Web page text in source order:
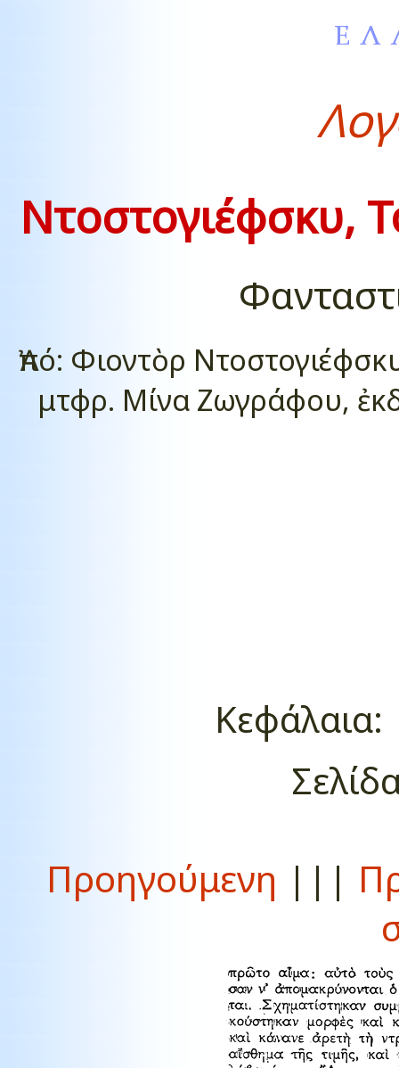
Ντοστογιέφσκυ,
Ἀπό: Φιοντὸρ
μτφρ. Μίνα Ζωγράφου,
Προηγούμενη |||